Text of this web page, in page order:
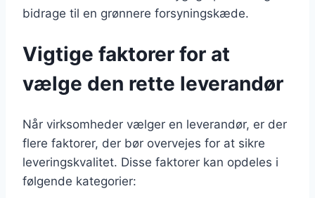
bidrage til en grønnere forsyningskæde.
Vigtige faktorer for at
vælge den rette leverandør
Når virksomheder vælger en leverandør, er der
flere faktorer, der bør overvejes for at sikre
leveringskvalitet. Disse faktorer kan opdeles i
følgende kategorier: